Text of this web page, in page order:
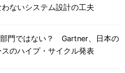
ないシステム設計の工夫
門ではない？ Gartner、日本の
のハイプ・サイクル発表